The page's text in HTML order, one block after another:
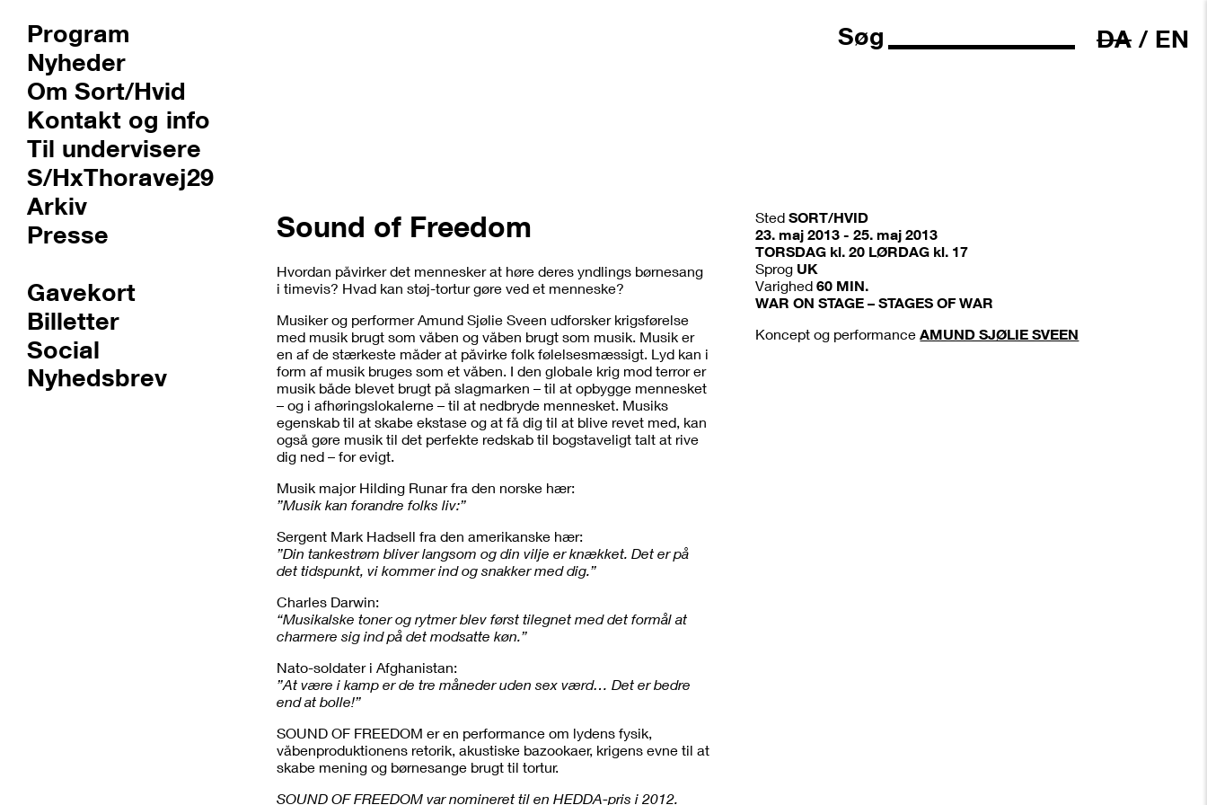
Program
Nyheder
Om Sort/Hvid
Kontakt og info
Til undervisere
S/HxThoravej29
Arkiv
Presse
Gavekort
Billetter
Social
Nyhedsbrev
Søg DA / EN
StedSORT/HVID
23. maj 2013 - 25. maj 2013
TORSDAG kl. 20 LØRDAG kl. 17
Sprog UK
Varighed60 MIN.
WAR ON STAGE – STAGES OF WAR
Koncept og performanceAMUND SJØLIE SVEEN
Sound of Freedom
Hvordan påvirker det mennesker at høre deres yndlings børnesang
i timevis? Hvad kan støj-tortur gøre ved et menneske?
Musiker og performer Amund Sjølie Sveen udforsker krigsførelse
med musik brugt som våben og våben brugt som musik. Musik er
en af de stærkeste måder at påvirke folk følelsesmæssigt. Lyd kan i
form af musik bruges som et våben. I den globale krig mod terror er
musik både blevet brugt på slagmarken – til at opbygge mennesket
– og i afhøringslokalerne – til at nedbryde mennesket. Musiks
egenskab til at skabe ekstase og at få dig til at blive revet med, kan
også gøre musik til det perfekte redskab til bogstaveligt talt at rive
dig ned – for evigt.
Musik major Hilding Runar fra den norske hær:
”Musik kan forandre folks liv:”
Sergent Mark Hadsell fra den amerikanske hær:
”Din tankestrøm bliver langsom og din vilje er knækket. Det er på
det tidspunkt, vi kommer ind og snakker med dig.”
Charles Darwin:
“Musikalske toner og rytmer blev først tilegnet med det formål at
charmere sig ind på det modsatte køn.”
Nato-soldater i Afghanistan:
”At være i kamp er de tre måneder uden sex værd… Det er bedre
end at bolle!”
SOUND OF FREEDOM er en performance om lydens fysik,
våbenproduktionens retorik, akustiske bazookaer, krigens evne til at
skabe mening og børnesange brugt til tortur.
SOUND OF FREEDOM var nomineret til en HEDDA-pris i 2012.